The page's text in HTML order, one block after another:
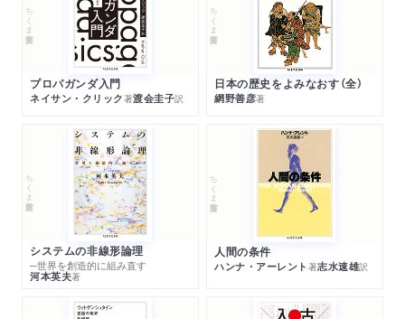
ちくま学芸文庫
プロパガンダ入門
ネイサン・クリック著渡会圭子訳
ちくま学芸文庫
日本の歴史をよみなおす（全）
網野善彦著
ちくま学芸文庫
システムの非線形論理
─世界を創造的に組み直す
河本英夫著
ちくま学芸文庫
人間の条件
ハンナ・アーレント 著志水速雄訳